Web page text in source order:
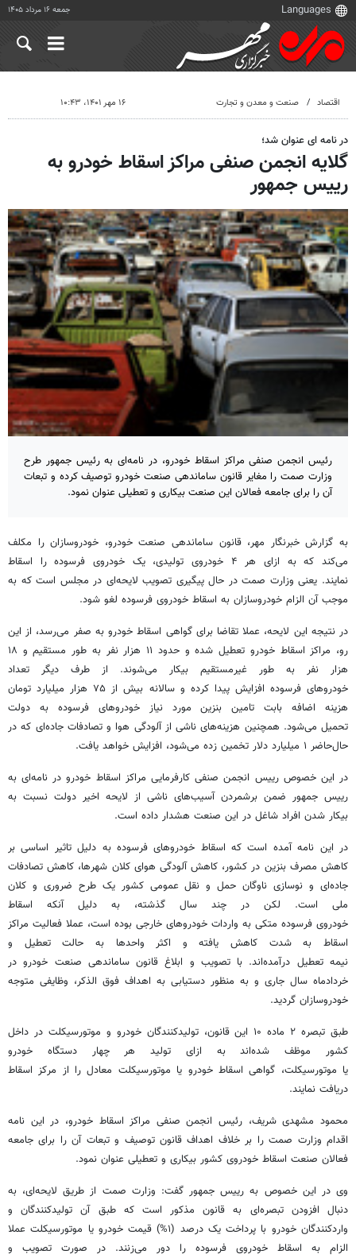
جمعه ۱۶ مرداد ۱۴۰۵
اقتصاد صنعت و معدن و تجارت ۱۶ مهر ۱۴۰۱، ۱۰:۴۳
در نامه ای عنوان شد؛
گلایه انجمن صنفی مراکز اسقاط خودرو به
رییس جمهور
رئیس انجمن صنفی مراکز اسقاط خودرو، در نامه‌ای به رئیس جمهور طرح
وزارت صمت را مغایر قانون ساماندهی صنعت خودرو توصیف کرده و تبعات
آن را برای جامعه فعالان این صنعت بیکاری و تعطیلی عنوان نمود.
به گزارش خبرنگار مهر، قانون ساماندهی صنعت خودرو، خودروسازان را مکلف
می‌کند که به ازای هر ۴ خودروی تولیدی، یک خودروی فرسوده را اسقاط
نمایند. یعنی وزارت صمت در حال پیگیری تصویب لایحه‌ای در مجلس است که به
موجب آن الزام خودروسازان به اسقاط خودروی فرسوده لغو شود.
در نتیجه این لایحه، عملا تقاضا برای گواهی اسقاط خودرو به صفر می‌رسد، از این
رو، مراکز اسقاط خودرو تعطیل شده و حدود ۱۱ هزار نفر به طور مستقیم و ۱۸
هزار نفر به طور غیرمستقیم بیکار می‌شوند. از طرف دیگر تعداد
خودروهای فرسوده افزایش پیدا کرده و سالانه بیش از ۷۵ هزار میلیارد تومان
هزینه اضافه بابت تامین بنزین مورد نیاز خودروهای فرسوده به دولت
تحمیل می‌شود. همچنین هزینه‌های ناشی از آلودگی هوا و تصادفات جاده‌ای که در
حال‌حاضر ۱ میلیارد دلار تخمین زده می‌شود، افزایش خواهد یافت.
در این خصوص رییس انجمن صنفی کارفرمایی مراکز اسقاط خودرو در نامه‌ای به
رییس جمهور ضمن برشمردن آسیب‌های ناشی از لایحه اخیر دولت نسبت به
بیکار شدن افراد شاغل در این صنعت هشدار داده است.
در این نامه آمده است که اسقاط خودروهای فرسوده به دلیل تاثیر اساسی بر
کاهش مصرف بنزین در کشور، کاهش آلودگی هوای کلان شهرها، کاهش تصادفات
جاده‌ای و نوسازی ناوگان حمل و نقل عمومی کشور یک طرح ضروری و کلان
ملی است. لکن در چند سال گذشته، به دلیل آنکه اسقاط
خودروی فرسوده متکی به واردات خودروهای خارجی بوده است، عملا فعالیت مراکز
اسقاط به شدت کاهش یافته و اکثر واحدها به حالت تعطیل و
نیمه تعطیل درآمده‌اند. با تصویب و ابلاغ قانون ساماندهی صنعت خودرو در
خردادماه سال جاری و به منظور دستیابی به اهداف فوق الذکر، وظایفی متوجه
خودروسازان گردید.
طبق تبصره ۲ ماده ۱۰ این قانون، تولیدکنندگان خودرو و موتورسیکلت در داخل
کشور موظف شده‌اند به ازای تولید هر چهار دستگاه خودرو
یا موتورسیکلت، گواهی اسقاط خودرو یا موتورسیکلت معادل را از مرکز اسقاط
دریافت نمایند.
محمود مشهدی شریف، رئیس انجمن صنفی مراکز اسقاط خودرو، در این نامه
اقدام وزارت صمت را بر خلاف اهداف قانون توصیف و تبعات آن را برای جامعه
فعالان صنعت اسقاط خودروی کشور بیکاری و تعطیلی عنوان نمود.
وی در این خصوص به رییس جمهور گفت: وزارت صمت از طریق لایحه‌ای، به
دنبال افزودن تبصره‌ای به قانون مذکور است که طبق آن تولیدکنندگان و
واردکنندگان خودرو با پرداخت یک درصد (۱%) قیمت خودرو یا موتورسیکلت عملا
الزام به اسقاط خودروی فرسوده را دور می‌زنند. در صورت تصویب و